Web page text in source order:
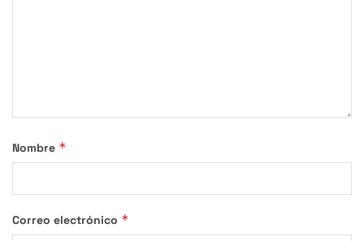
Nombre *
Correo electrónico *